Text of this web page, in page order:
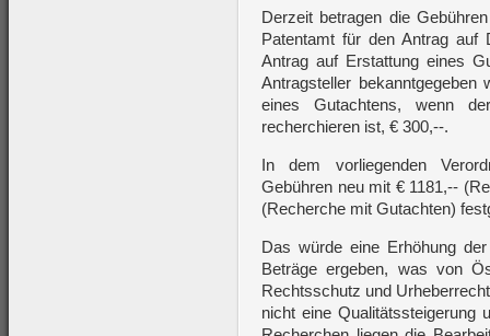
Derzeit betragen die
Patentamt für den Antrag auf
Antrag auf Erstattung eines
Antragsteller
eines Gutachtens, wenn
recherchieren ist, € 300,--.
In dem vorliegenden
Gebühren neu mit € 1181,--
(Recherche mit Gutachten)
Das würde eine Erhöhung
Beträge ergeben, was von
Rechtsschutz und
nicht eine Qualitätssteigerung